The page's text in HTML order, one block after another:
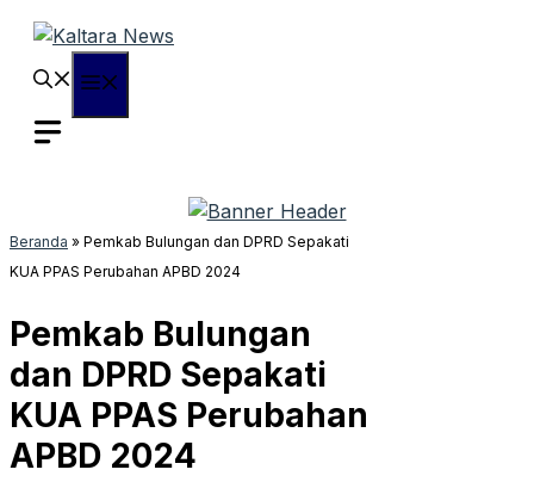
Langsung
Beranda » Pemkab Bulungan dan DPRD Sepakati
KUA PPAS Perubahan APBD 2024
Pemkab Bulungan
dan DPRD Sepakati
KUA PPAS Perubahan
APBD 2024